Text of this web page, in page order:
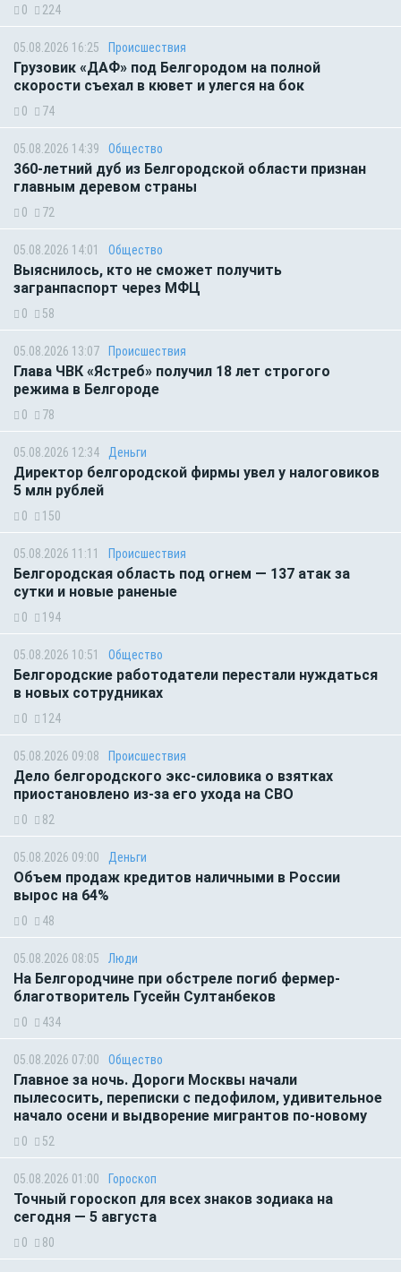
0 224
05.08.2026 16:25 Происшествия
Грузовик «ДАФ» под Белгородом на полной
скорости съехал в кювет и улегся на бок
0 74
05.08.2026 14:39 Общество
360-летний дуб из Белгородской области признан
главным деревом страны
0 72
05.08.2026 14:01 Общество
Выяснилось, кто не сможет получить
загранпаспорт через МФЦ
0 58
05.08.2026 13:07 Происшествия
Глава ЧВК «Ястреб» получил 18 лет строгого
режима в Белгороде
0 78
05.08.2026 12:34 Деньги
Директор белгородской фирмы увел у налоговиков
5 млн рублей
0 150
05.08.2026 11:11 Происшествия
Белгородская область под огнем — 137 атак за
сутки и новые раненые
0 194
05.08.2026 10:51 Общество
Белгородские работодатели перестали нуждаться
в новых сотрудниках
0 124
05.08.2026 09:08 Происшествия
Дело белгородского экс-силовика о взятках
приостановлено из-за его ухода на СВО
0 82
05.08.2026 09:00 Деньги
Объем продаж кредитов наличными в России
вырос на 64%
0 48
05.08.2026 08:05 Люди
На Белгородчине при обстреле погиб фермер-
благотворитель Гусейн Султанбеков
0 434
05.08.2026 07:00 Общество
Главное за ночь. Дороги Москвы начали
пылесосить, переписки с педофилом, удивительное
начало осени и выдворение мигрантов по-новому
0 52
05.08.2026 01:00 Гороскоп
Точный гороскоп для всех знаков зодиака на
сегодня — 5 августа
0 80